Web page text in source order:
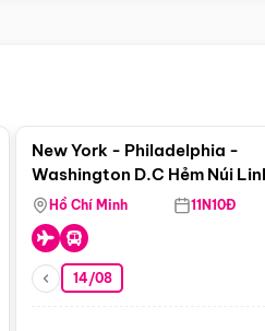
New York - Philadelphia -
Washington D.C Hẻm Núi
Dương - Horseshoe Bend -
- Phoenix
Hồ Chí Minh 11N10Đ
14/08